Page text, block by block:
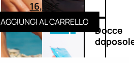
Doposole
Docce
doposole
16,80€
AGGIUNGI AL CARRELLO